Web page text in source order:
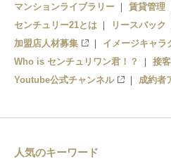
マンションライブラリー
賃貸管理
センチュリー21とは
リースバック
加盟店人材募集
イメージキャラ
Who is センチュリワン君！？
接
Youtube公式チャンネル
成約者
人気のキーワード